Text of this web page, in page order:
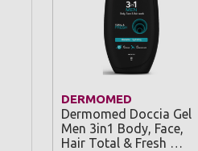
DERMOMED
Dermomed Doccia Gel
Men 3in1 Body, Face,
Hair Total & Fresh …